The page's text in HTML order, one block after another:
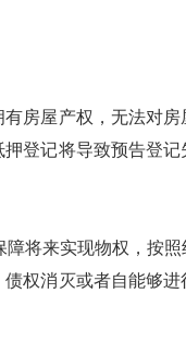
房屋产权，无法对房
登记将导致预告登
将来实现物权，按
权消灭或者自能够